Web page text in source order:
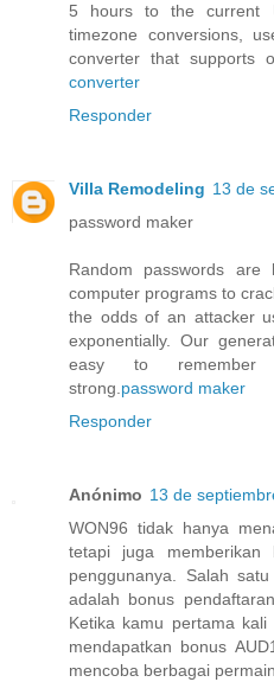
5 hours to the current
timezone conversions,
converter that supports
converter
Responder
Villa Remodeling 13 de
password maker
Random passwords
computer programs to
the odds of an attacker
exponentially. Our
easy to remember
strong.password maker
Responder
Anónimo 13 de
WON96 tidak hanya
tetapi juga memberikan
penggunanya. Salah
adalah bonus
Ketika kamu pertama
mendapatkan bonus
mencoba berbagai